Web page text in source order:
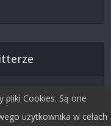
pliki Cookies. Są one
użytkownika w celach